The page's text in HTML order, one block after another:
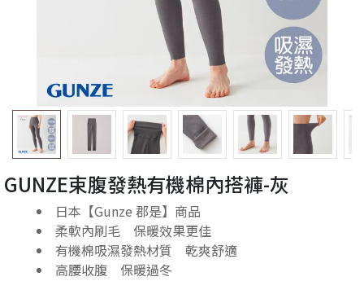
GUNZE束腹發熱有機棉內搭褲-灰
日本【Gunze 郡是】商品
柔軟內刷毛 保暖效果更佳
有機棉吸濕發熱材質 乾爽舒適
高腰收腹 保暖過冬